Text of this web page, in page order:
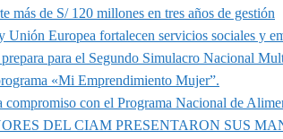
de S/ 120 millones en tres años de gestión
Europea fortalecen servicios sociales y
para el Segundo Simulacro Nacional
«Mi Emprendimiento Mujer”.
con el Programa Nacional de
DEL CIAM PRESENTARON SUS